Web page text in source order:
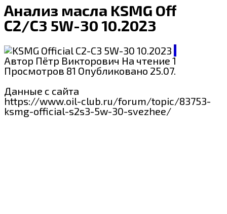
Анализ масла KSMG Official
С2/С3 5W-30 10.2023
KSMG
Автор Пётр Викторович На чтение 1 мин
Просмотров 81 Опубликовано 25.07.2024
Данные с сайта
https://www.oil-club.ru/forum/topic/83753-
ksmg-official-s2s3-5w-30-svezhee/